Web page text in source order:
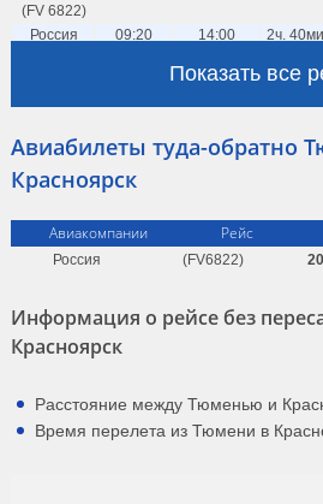
(FV 6822)
Россия
09:20 14:00 2ч.
Россия
10:00 14:40 2ч.
(FV 6906)
Россия
14:50 2ч.
Показать все
Авиабилеты туда-обратно
Красноярск
Авиакомпании Рейс
Россия (FV6822)
Информация о рейсе без
Красноярск
Расстояние между Тюменью и
Время перелета из Тюмени в